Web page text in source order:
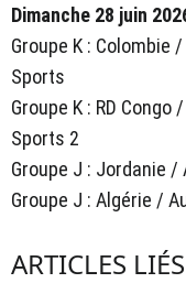
Dimanche 28 juin
Groupe K : Colombie
Sports
Groupe K : RD
Sports 2
Groupe J : Jordanie /
Groupe J : Algérie /
ARTICLES LIÉS